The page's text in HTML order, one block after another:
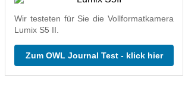
Wir testeten für Sie die Vollformatkamera
Lumix S5 II.
Zum OWL Journal Test - klick hier